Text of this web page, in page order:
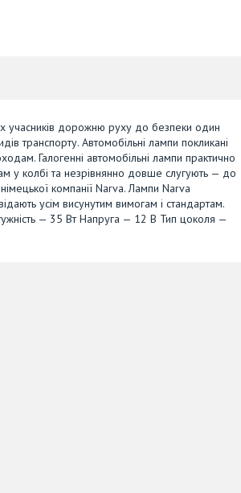
учасників дорожню руху до безпеки один
транспорту. Автомобільні лампи покликані
Галогенні автомобільні лампи практично
у колбі та незрівнянно довше слугують — до
компанії Narva. Лампи Narva
усім висунутим вимогам і стандартам.
— 35 Вт Напруга — 12 В Тип цоколя —